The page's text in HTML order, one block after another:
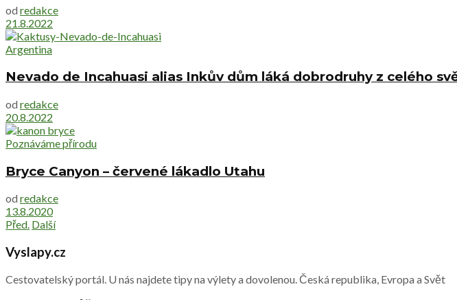
od redakce
21.8.2022
Argentina
Nevado de Incahuasi alias Inkův dům láká dobrodruhy z celého
od redakce
20.8.2022
Poznáváme přírodu
Bryce Canyon – červené lákadlo Utahu
od redakce
13.8.2020
Před. Další
Vyslapy.cz
Cestovatelský portál. U nás najdete tipy na výlety a dovolenou. Česká republika, Evropa a Svět